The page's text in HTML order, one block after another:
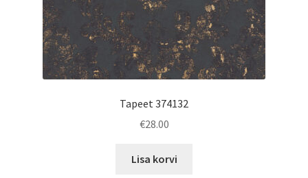
Tapeet 374132
€28.00
Lisa korvi